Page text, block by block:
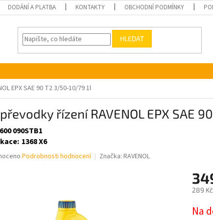
DODÁNÍ A PLATBA KONTAKTY OBCHODNÍ PODMÍNKY
HLEDAT
EPX SAE 90 T2 3/50-10/79 1l
řízení RAVENOL EPX SAE
090STB1
: 1368 X6
Podrobnosti hodnocení Značka: RAVENOL
289
cena:
Na